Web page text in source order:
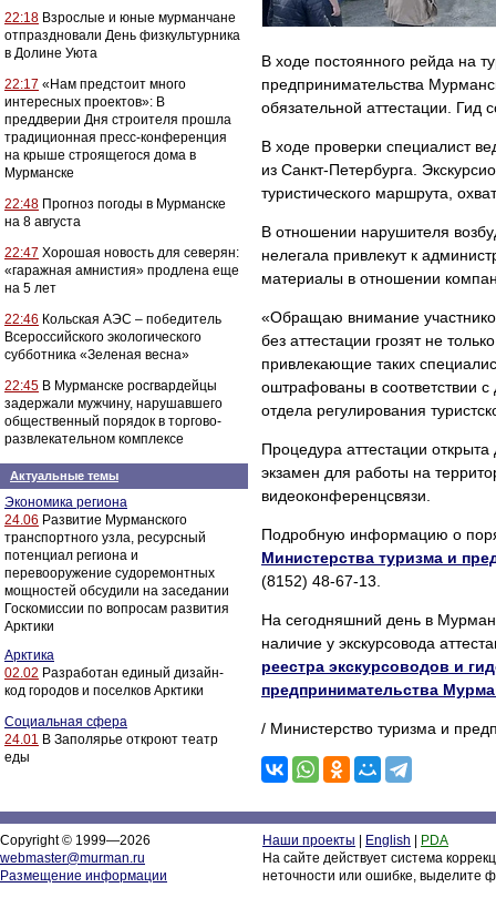
22:18 Взрослые и юные мурманчане
отпраздновали День физкультурника
в Долине Уюта
22:17 «Нам предстоит много
интересных проектов»: В
преддверии Дня строителя прошла
традиционная пресс-конференция
на крыше строящегося дома в
Мурманске
22:48 Прогноз погоды в Мурманске
на 8 августа
22:47 Хорошая новость для северян:
«гаражная амнистия» продлена еще
на 5 лет
22:46 Кольская АЭС – победитель
Всероссийского экологического
субботника «Зеленая весна»
22:45 В Мурманске росгвардейцы
задержали мужчину, нарушавшего
общественный порядок в торгово-
развлекательном комплексе
Актуальные темы
Экономика региона
24.06 Развитие Мурманского
транспортного узла, ресурсный
потенциал региона и
перевооружение судоремонтных
мощностей обсудили на заседании
Госкомиссии по вопросам развития
Арктики
Арктика
02.02 Разработан единый дизайн-
код городов и поселков Арктики
Социальная сфера
24.01 В Заполярье откроют театр
еды
В ходе постоянного рейда на
предпринимательства
обязательной аттестации. Гид
В ходе проверки специалист
из Санкт-Петербурга.
туристического маршрута,
В отношении нарушителя
нелегала привлекут к
материалы в отношении
«Обращаю внимание
без аттестации грозят не
привлекающие таких
оштрафованы в соответствии
отдела регулирования
Процедура аттестации
экзамен для работы на
видеоконференцсвязи.
Подробную информацию о
Министерства туризма и
(8152) 48-67-13.
На сегодняшний день в
наличие у экскурсовода
реестра экскурсоводов и
предпринимательства
/ Министерство туризма и
Copyright © 1999—2026
webmaster@murman.ru
Размещение информации
Наши проекты English
PDA
На сайте действует система
неточности или ошибке, выделите